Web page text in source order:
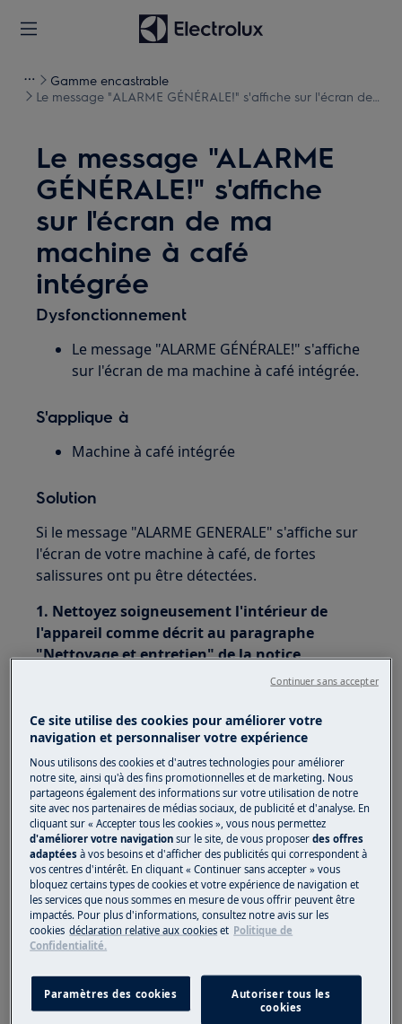
Gamme encastrable
Le message "ALARME GÉNÉRALE!" s'affiche sur l'écran de
Le message "ALARME
GÉNÉRALE!" s'affiche
sur l'écran de ma
machine à café
intégrée
Dysfonctionnement
Le message "ALARME GÉNÉRALE!" s'affiche
sur l'écran de ma machine à café intégrée.
S'applique à
Machine à café intégrée
Solution
Si le message "ALARME GENERALE" s'affiche sur
l'écran de votre machine à café, de fortes
salissures ont pu être détectées.
1. Nettoyez soigneusement l'intérieur de
l'appareil comme décrit au paragraphe
"Nettoyage et entretien" de la notice
Vous pouvez la retrouver . Munissez-vous
auparavant du PNC/modèle de votre appareil
indiqué sur la plaque signalétique, collée sur la
machine.
ici
Vous pouvez utiliser une torche légère pour une
inspection plus approfondie et plus facile à
l'intérieur de l'appareil.
2. Mettez à l'arrêt l'appareil à l'aide de
l'interrupteur principal se trouvant sur le
côté droit (pour accéder à l'interrupteur, vous
devez retirer l'appareil). Après quelques
secondes, remettez en fonctionnement la
Ce site utilise des cookies pour améliorer votre
navigation et personnaliser votre expérience
Nous utilisons des cookies et d'autres technologies pour améliorer
notre site, ainsi qu'à des fins promotionnelles et de marketing. Nous
partageons également des informations sur votre utilisation de notre
site avec nos partenaires de médias sociaux, de publicité et d'analyse. En
cliquant sur « Accepter tous les cookies », vous nous permettez
d'améliorer votre navigation sur le site, de vous proposerdes offres
adaptées à vos besoins et d'afficher des publicités qui correspondent à
vos centres d'intérêt. En cliquant « Continuer sans accepter » vous
bloquez certains types de cookies et votre expérience de navigation et
les services que nous sommes en mesure de vous offrir peuvent être
impactés. Pour plus d'informations, consultez notre avis sur les
cookies déclaration relative aux cookies et Politique de
Confidentialité.
Paramètres des cookies
Autoriser tous les
cookies
Continuer sans accepter